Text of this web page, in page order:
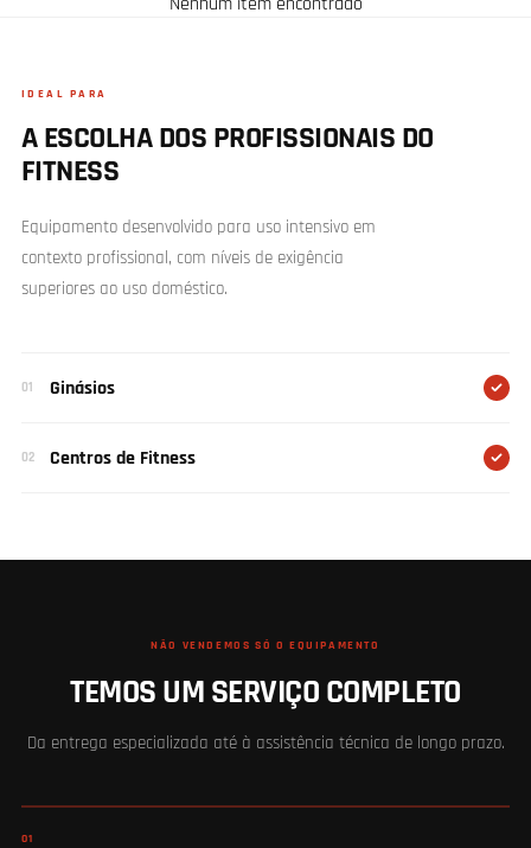
IDEAL PARA
A ESCOLHA DOS PROFISSIONAIS DO
FITNESS
Equipamento desenvolvido para uso intensivo em
contexto profissional, com níveis de exigência
superiores ao uso doméstico.
01 Ginásios
02 Centros de Fitness
NÃO VENDEMOS SÓ O EQUIPAMENTO
TEMOS UM SERVIÇO COMPLETO
Da entrega especializada até à assistência técnica de longo prazo.
01